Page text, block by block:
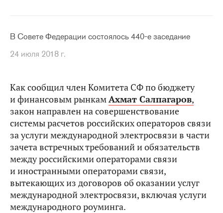
В Совете Федерации состоялось 440-е заседание
24 июля 2018 г.
Как сообщил член Комитета СФ по бюджету
и финансовым рынкамАхмат Салпагаров,
закон направлен на совершенствование
системы расчетов российских операторов связи
за услуги международной электросвязи в части
зачета встречных требований и обязательств
между российскими операторами связи
и иностранными операторами связи,
вытекающих из договоров об оказании услуг
международной электросвязи, включая услуги
международного роуминга.